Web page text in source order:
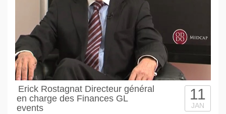
Erick Rostagnat Directeur général
en charge des Finances GL
events
11
JAN